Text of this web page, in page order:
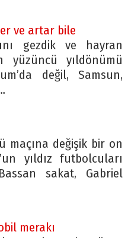
ve artar bile
gezdik ve hayran
yüzüncü yıldönümü
değil, Samsun,
maçına değişik bir on
yıldız futbolcuları
sakat, Gabriel
merakı